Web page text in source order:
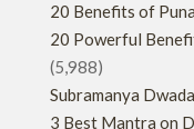
20 Benefits of
20 Powerful
(5,988)
Subramanya
3 Best Mantra on